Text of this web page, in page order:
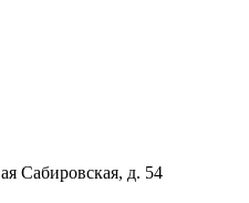
Сабировская, д. 54